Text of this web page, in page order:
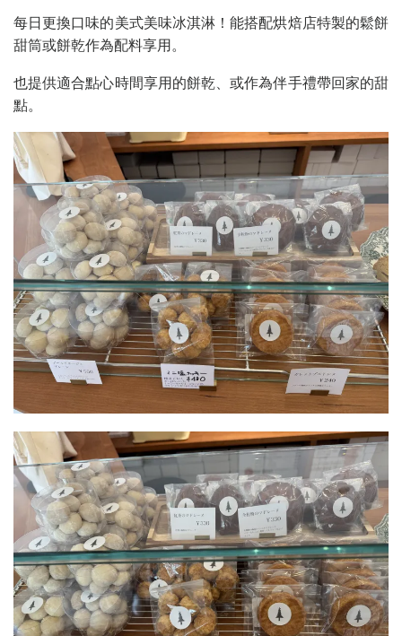
每日更換口味的美式美味冰淇淋！能搭配烘焙店特製的鬆餅
甜筒或餅乾作為配料享用。
也提供適合點心時間享用的餅乾、或作為伴手禮帶回家的甜
點。